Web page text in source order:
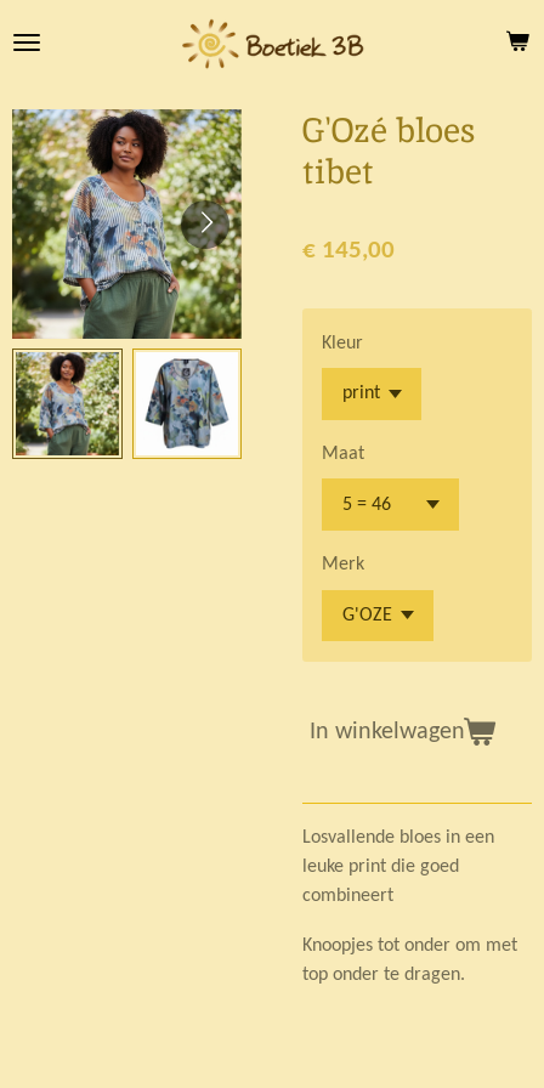
direct
de
hoofdinhoud
G'Ozé bloes
tibet
€ 145,00
Kleur
Maat
Merk
In winkelwagen
Losvallende bloes in een
leuke print die goed
combineert
Knoopjes tot onder om met
top onder te dragen.